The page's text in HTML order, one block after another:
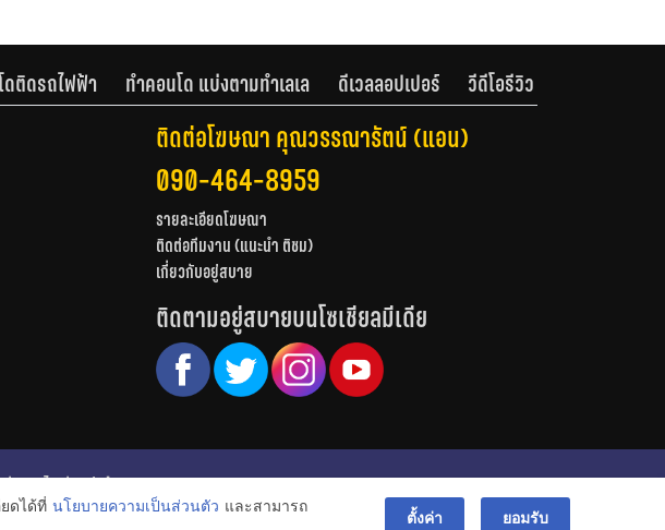
ดติดรถไฟฟ้า ทำคอนโด แบ่งตามทำเลเล ดีเวลลอปเปอร์ วีดีโอรีวิว
ติดต่อโฆษณา คุณวรรณารัตน์ (แอน)
090-464-8959
รายละเอียดโฆษณา
ติดต่อทีมงาน (แนะนำ ติชม)
เกี่ยวกับอยู่สบาย
ติดตามอยู่สบายบนโซเชียลมีเดีย
รีวิว
ไอเดียแต่งบ้าน
© สงวนลิขสิทธิ์ 2556-2564
ดได้ที่ นโยบายความเป็นส่วนตัว และสามารถ
ตั้งค่า ยอมรับ